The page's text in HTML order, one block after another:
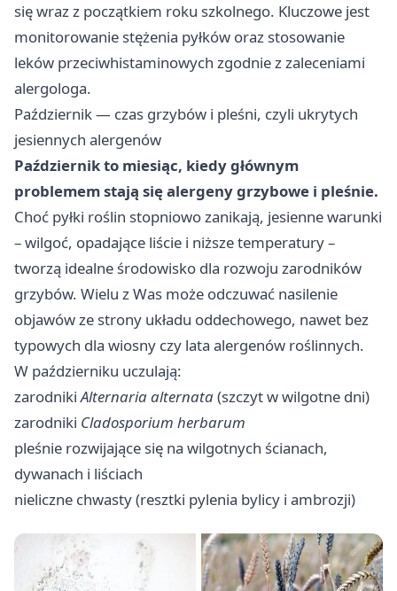
się wraz z początkiem roku szkolnego. Kluczowe jest
monitorowanie stężenia pyłków oraz stosowanie
leków przeciwhistaminowych zgodnie z zaleceniami
alergologa.
Październik — czas grzybów i pleśni, czyli ukrytych
jesiennych alergenów
Październik to miesiąc, kiedy głównym
problemem stają się alergeny grzybowe i pleśnie.
Choć pyłki roślin stopniowo zanikają, jesienne warunki
– wilgoć, opadające liście i niższe temperatury –
tworzą idealne środowisko dla rozwoju zarodników
grzybów. Wielu z Was może odczuwać nasilenie
objawów ze strony układu oddechowego, nawet bez
typowych dla wiosny czy lata alergenów roślinnych.
W październiku uczulają:
zarodnikiAlternaria alternata(szczyt w wilgotne dni)
zarodniki Cladosporium herbarum
pleśnie rozwijające się na wilgotnych ścianach,
dywanach i liściach
nieliczne chwasty (resztki pylenia bylicy i ambrozji)